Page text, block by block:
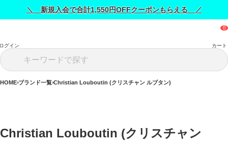
＼ 新規入会で合計1,550円OFFクーポンもらえる ／
グイン カート
HOME ブランド一覧 Christian Louboutin (クリスチャン ルブタン)
Christian Louboutin (クリスチャン